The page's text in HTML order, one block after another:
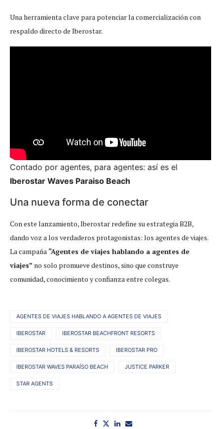
Una herramienta clave para potenciar la comercialización con
respaldo directo de Iberostar.
Contado por agentes, para agentes: así es el
Iberostar Waves Paraiso Beach
Una nueva forma de conectar
Con este lanzamiento, Iberostar redefine su estrategia B2B,
dando voz a los verdaderos protagonistas: los agentes de viajes.
La campaña “Agentes de viajes hablando a agentes de
viajes” no solo promueve destinos, sino que construye
comunidad, conocimiento y confianza entre colegas.
AGENTES DE VIAJES HABLANDO A AGENTES DE VIAJES
IBEROSTAR IBEROSTAR BEACHFRONT RESORTS
IBEROSTAR HOTELS & RESORTS IBEROSTAR PRO
IBEROSTAR WAVES PARAÍSO BEACH JUSTICE PARKER
STAR AGENTS